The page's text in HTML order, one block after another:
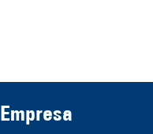
Empresa